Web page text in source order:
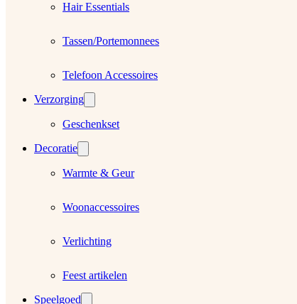
Hair Essentials
Tassen/Portemonnees
Telefoon Accessoires
Verzorging
Geschenkset
Decoratie
Warmte & Geur
Woonaccessoires
Verlichting
Feest artikelen
Speelgoed